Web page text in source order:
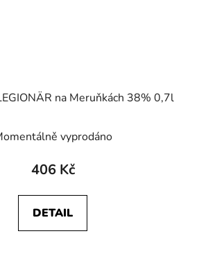
na Meruňkách 38% 0,7l
vyprodáno
406 Kč
DETAIL